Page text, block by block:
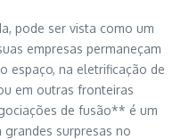
pode ser vista como um
empresas permaneçam
espaço, na eletrificação de
em outras fronteiras
de fusão** é um
surpresas no